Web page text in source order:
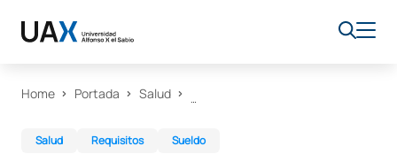
Home Portada Salud
Salud Requisitos Sueldo